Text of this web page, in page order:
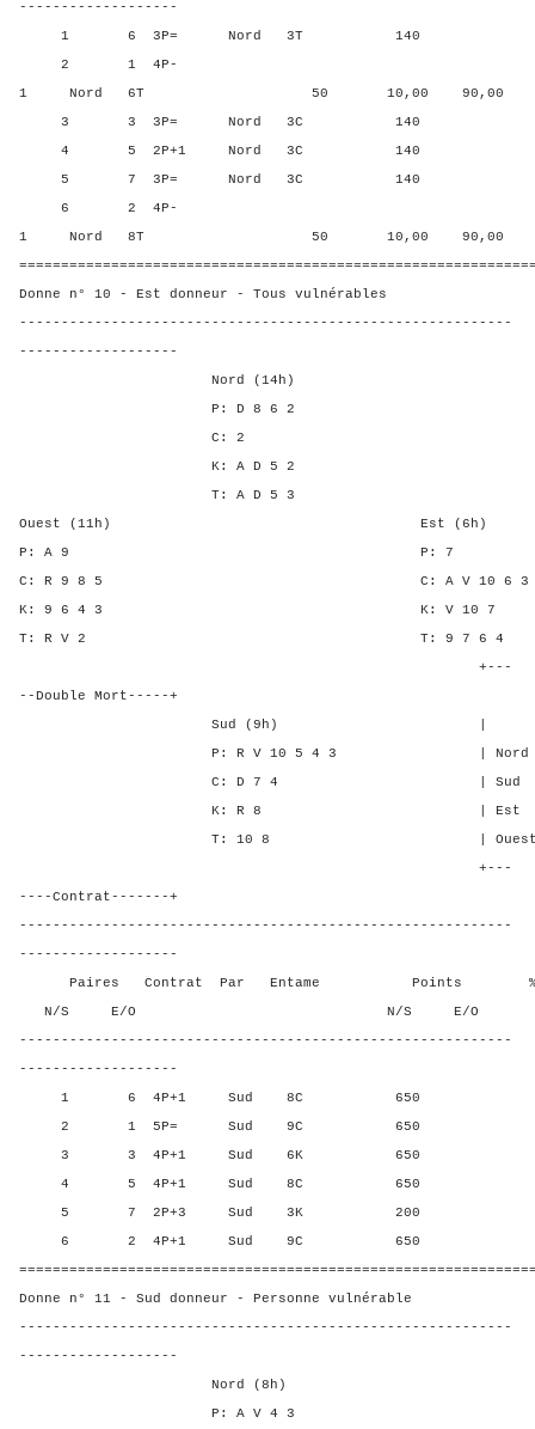
-------------------
1 6 3P= Nord 3T 140
2 1 4P-
1 Nord 6T 50 10,00 90,00
3 3 3P= Nord 3C 140
4 5 2P+1 Nord 3C 140
5 7 3P= Nord 3C 140
6 2 4P-
1 Nord 8T 50 10,00 90,00
Donne n° 10 - Est donneur - Tous vulnérables
-----------------------------------------------------------
-------------------
Nord (14h)
P: D 8 6 2
C: 2
K: A D 5 2
T: A D 5 3
Ouest (11h) Est (6h)
P: A 9 P:
C: R 9 8 5 C: A V 10
K: 9 6 4 3 K: V
T: R V 2 T: 9 7
+---
--Double Mort-----+
Sud (9h) | SA P C
P: R V 10 5 4 3 | Nord 1
C: D 7 4 | Sud 1 5
K: R 8 | Est - -
T: 10 8 | Ouest - -
+---
----Contrat-------+
-----------------------------------------------------------
-------------------
Paires Contrat Par Entame Points %
N/S E/O N/S E/O N/
-----------------------------------------------------------
-------------------
1 6 4P+1 Sud 8C 650
2 1 5P= Sud 9C 650
3 3 4P+1 Sud 6K 650
4 5 4P+1 Sud 8C 650
5 7 2P+3 Sud 3K 200 0,00
6 2 4P+1 Sud 9C 650
Donne n° 11 - Sud donneur - Personne vulnérable
-----------------------------------------------------------
-------------------
Nord (8h)
P: A V 4 3